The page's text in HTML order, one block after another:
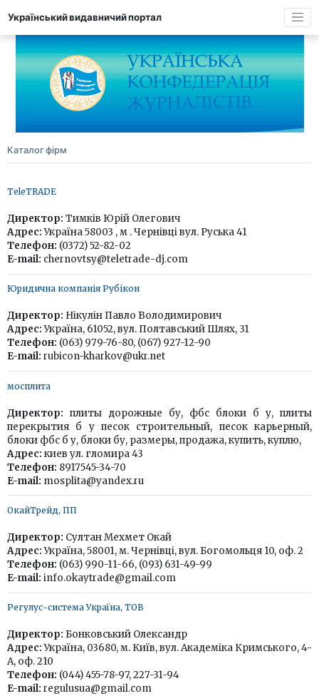
Український видавничий портал
Каталог фірм
TeleTRADE
Директор: Тимків Юрій Олегович
Адрес:Україна 58003 , м . Чернівці вул. Руська 41
Телефон: (0372) 52-82-02
E-mail: chernovtsy@teletrade-dj.com
Юридична компанія Рубікон
Директор: Нікулін Павло Володимирович
Адрес:Україна, 61052, вул. Полтавський Шлях, 31
Телефон: (063) 979-76-80, (067) 927-12-90
E-mail: rubicon-kharkov@ukr.net
мосплита
Директор: плиты дорожные бу, фбс блоки б у, плиты
перекрытия б у песок строительный, песок карьерный,
блоки фбс б у, блоки бу, размеры, продажа, купить, куплю,
Адрес: киев ул. гломира 43
Телефон: 8917545-34-70
E-mail: mosplita@yandex.ru
ОкайТрейд, ПП
Директор: Султан Мехмет Окай
Адрес:Україна, 58001, м. Чернівці, вул. Богомольця 10, оф. 2
Телефон: (063) 990-11-66, (093) 631-49-99
E-mail: info.okaytrade@gmail.com
Регулус-системa Україна, ТОВ
Директор: Бонковський Олександр
Адрес:Україна, 03680, м. Київ, вул. Академіка Кримського, 4-
А, оф. 210
Телефон: (044) 455-78-97, 227-31-94
E-mail: regulusua@gmail.com